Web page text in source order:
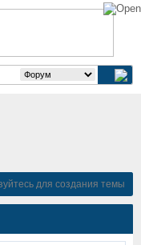
для создания темы